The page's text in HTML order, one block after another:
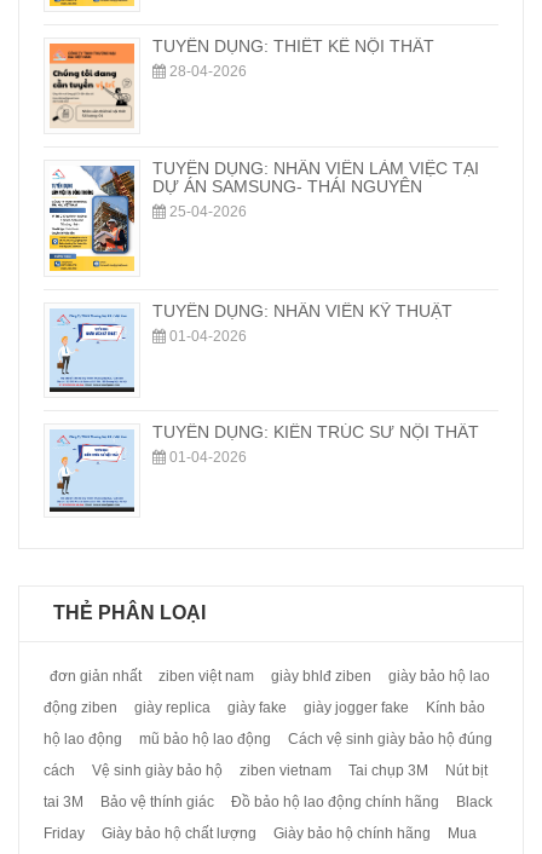
TUYỂN DỤNG: THIẾT KẾ NỘI THẤT
28-04-2026
TUYỂN DỤNG: NHÂN VIÊN LÀM VIỆC TẠI
DỰ ÁN SAMSUNG- THÁI NGUYÊN
25-04-2026
TUYỂN DỤNG: NHÂN VIÊN KỸ THUẬT
01-04-2026
TUYỂN DỤNG: KIẾN TRÚC SƯ NỘI THẤT
01-04-2026
THẺ PHÂN LOẠI
đơn giản nhất ziben việt nam giày bhlđ ziben
giày bảo hộ lao
động ziben
giày replica giày fake giày jogger fake
Kính bảo
hộ lao động
mũ bảo hộ lao động
Cách vệ sinh giày bảo hộ đúng
cách
Vệ sinh giày bảo hộ ziben vietnam Tai chụp 3M
Nút bịt
tai 3M
Bảo vệ thính giác Đồ bảo hộ lao động chính hãng
Black
Friday
Giày bảo hộ chất lượng Giày bảo hộ chính hãng
Mua